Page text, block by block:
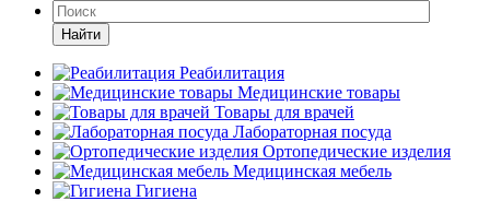
Найти
Реабилитация
Медицинские товары
Товары для врачей
Лабораторная посуда
Ортопедические изделия
Медицинская мебель
Гигиена